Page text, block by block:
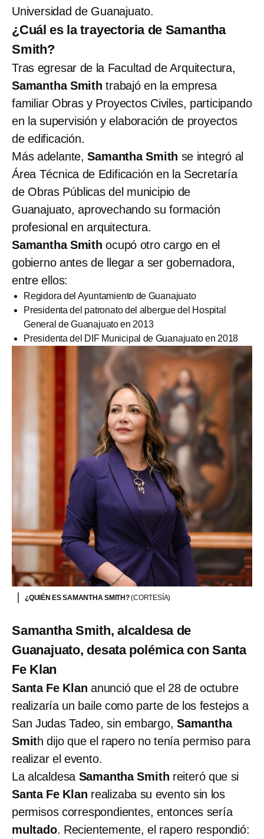
Universidad de Guanajuato.
¿Cuál es la trayectoria de Samantha
Smith?
Tras egresar de la Facultad de Arquitectura,
Samantha Smith trabajó en la empresa
familiar Obras y Proyectos Civiles, participando
en la supervisión y elaboración de proyectos
de edificación.
Más adelante,Samantha Smith se integró al
Área Técnica de Edificación en la Secretaría
de Obras Públicas del municipio de
Guanajuato, aprovechando su formación
profesional en arquitectura.
Samantha Smith ocupó otro cargo en el
gobierno antes de llegar a ser gobernadora,
entre ellos:
Regidora del Ayuntamiento de Guanajuato
Presidenta del patronato del albergue del Hospital
General de Guanajuato en 2013
Presidenta del DIF Municipal de Guanajuato en 2018
¿QUIÉN ES SAMANTHA SMITH?(CORTESÍA)
Samantha Smith, alcaldesa de
Guanajuato, desata polémica con Santa
Fe Klan
Santa Fe Klan anunció que el 28 de octubre
realizaría un baile como parte de los festejos a
San Judas Tadeo, sin embargo, Samantha
Smith dijo que el rapero no tenía permiso para
realizar el evento.
La alcaldesa Samantha Smith reiteró que si
Santa Fe Klan realizaba su evento sin los
permisos correspondientes, entonces sería
multado. Recientemente, el rapero respondió: